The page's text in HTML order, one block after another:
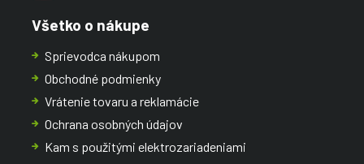
Všetko o nákupe
Sprievodca nákupom
Obchodné podmienky
Vrátenie tovaru a reklamácie
Ochrana osobných údajov
Kam s použitými elektrozariadeniami